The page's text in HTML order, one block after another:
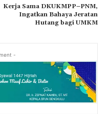
Kerja Sama DKUKMPP–PNM,
Ingatkan Bahaya Jeratan
Hutang bagi UMKM
-